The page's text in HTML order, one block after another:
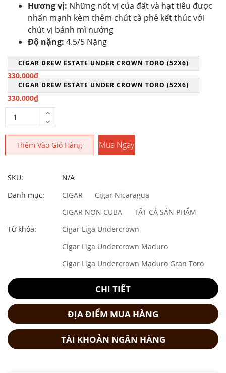
Hương vị: Những nốt vị của đất và hạt tiêu được
nhấn mạnh kèm thêm chút cà phê kết thúc với
chút vị bánh mì nướng
Độ nặng: 4.5/5 Nặng
CIGAR DREW ESTATE UNDER CROWN TORO (52X6)
330.000₫
CIGAR DREW ESTATE UNDER CROWN TORO (52X6)
330.000₫
Thêm Vào Giỏ Hàng Mua Ngay
SKU:
N/A
Danh mục:
CIGAR
Cigar Nicaragua
CIGAR NON CUBA
TẤT CẢ SẢN PHẨM
Từ khóa:
Cigar Liga Undercrown
Cigar Liga Undercrown Maduro
Cigar Liga Undercrown Maduro Gran Toro
CHI TIẾT
ĐỊA ĐIỂM MUA HÀNG
TÀI KHOẢN NGÂN HÀNG